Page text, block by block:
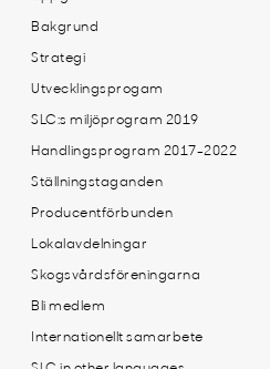
Bakgrund
Strategi
Utvecklingsprogam
SLC:s miljöprogram 2019
Handlingsprogram 2017-2022
Ställningstaganden
Producentförbunden
Lokalavdelningar
Skogsvårdsföreningarna
Bli medlem
Internationellt samarbete